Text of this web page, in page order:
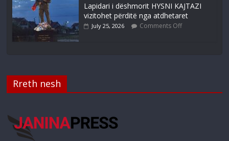
Lapidari i dëshmorit HYSNI KAJTAZI
vizitohet përditë nga atdhetaret
July 25, 2026 Comments Off
Rreth nesh